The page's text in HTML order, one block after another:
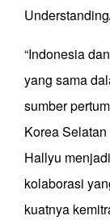
“Indonesia
yang sama
sumber
Korea
Hallyu
kolaborasi
kuatnya